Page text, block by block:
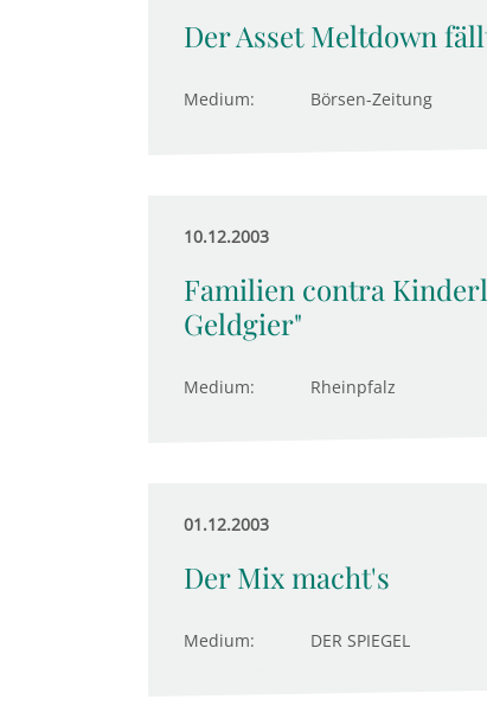
Der Asset Meltdown
Medium: Börsen-Zeitung
10.12.2003
Familien contra
Geldgier"
Medium: Rheinpfalz
01.12.2003
Der Mix macht's
Medium: DER SPIEGEL